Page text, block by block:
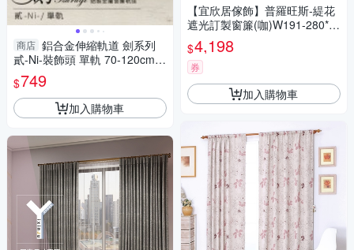
商店 鋁合金伸縮軌道 劍系列
貳-Ni-裝飾頭 單軌 70-120cm
造型窗簾軌道DIY 遮光窗簾專
用軌道
$749
加入購物車
【宜欣居傢飾】普羅旺斯-緹花
遮光訂製窗簾(咖)W191-280*H
166-180cm以內
$4,198
券
加入購物車